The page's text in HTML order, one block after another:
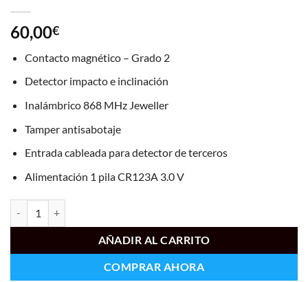
60,00€
Contacto magnético – Grado 2
Detector impacto e inclinación
Inalámbrico 868 MHz Jeweller
Tamper antisabotaje
Entrada cableada para detector de terceros
Alimentación 1 pila CR123A 3.0 V
AÑADIR AL CARRITO
COMPRAR AHORA